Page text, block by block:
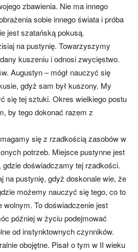
zbawienia. Nie ma innego
sobie innego świata i próba
jest szatańską pokusą.
na pustynię. Towarzyszymy
kuszeniu i odnosi zwycięstwo.
Augustyn – mógł nauczyć się
gdyż sam był kuszony. My
się tej sztuki. Okres wielkiego postu
by tego dokonać razem z
się z rzadkością zasobów w
potrzeb. Miejsce pustynne jest
doświadczamy tej rzadkości.
na pustynię, gdyż doskonale wie, że
możemy nauczyć się tego, co to
To doświadczenie jest
później w życiu podejmować
od instynktownych czynników.
obojętne. Pisał o tym w II wieku